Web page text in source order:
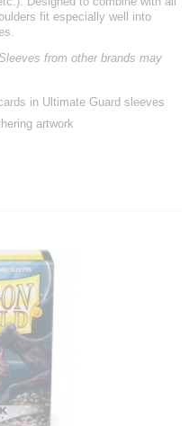
fit especially well into
from other brands may
in Ultimate Guard sleeves
artwork